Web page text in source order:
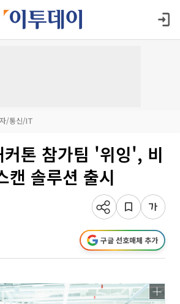
/통신/IT
커톤 참가팀 '위잉', 비
캔 솔루션 출시
구글 선호매체 추가